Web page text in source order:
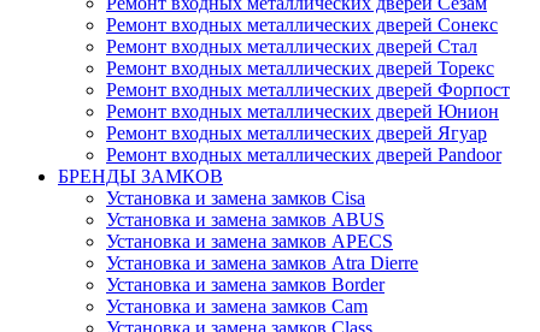
Ремонт входных металлических дверей Сонекс
Ремонт входных металлических дверей Стал
Ремонт входных металлических дверей Торекс
Ремонт входных металлических дверей Форпост
Ремонт входных металлических дверей Юнион
Ремонт входных металлических дверей Ягуар
Ремонт входных металлических дверей Pandoor
БРЕНДЫ ЗАМКОВ
Установка и замена замков Cisa
Установка и замена замков ABUS
Установка и замена замков APECS
Установка и замена замков Atra Dierre
Установка и замена замков Border
Установка и замена замков Cam
Установка и замена замков Class